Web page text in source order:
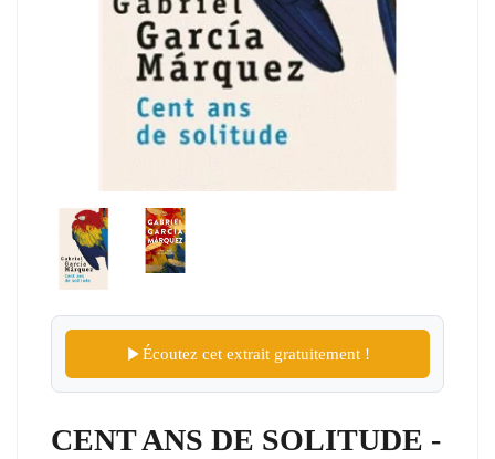
Écoutez cet extrait gratuitement !
CENT ANS DE SOLITUDE -